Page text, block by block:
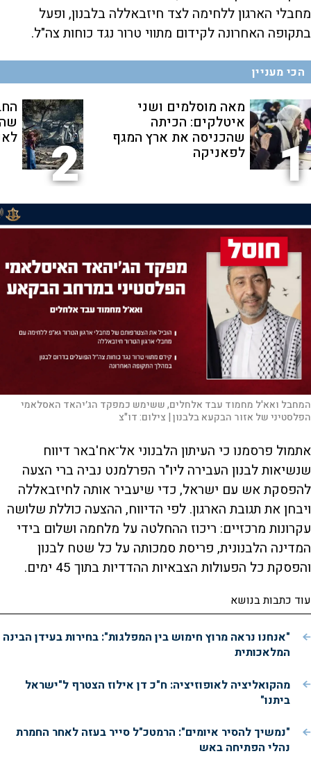
מחבלי הארגון ללחימה לצד חיזבאללה בלבנון, ופעל
בתקופה האחרונה לקידום מתווי טרור נגד כוחות צה"ל.
הכי מעניין
1
מאה מוסלמים ושני
איטלקים: הכיתה
שהכניסה את ארץ המגף
לפאניקה 2
המחבל ואא'ל מחמוד עבד אלחלים, ששימש כמפקד הג׳יהאד האסלאמי
הפלסטיני של אזור הבקעא בלבנון | צילום:דו"צ
אתמול פרסמנו כי העיתון הלבנוני אל־אח'באר דיווח
שנשיאות לבנון העבירה ליו"ר הפרלמנט נביה ברי הצעה
להפסקת אש עם ישראל, כדי שיעביר אותה לחיזבאללה
ויבחן את תגובת הארגון. לפי הדיווח, ההצעה כוללת שלושה
עקרונות מרכזיים: ריכוז ההחלטה על מלחמה ושלום בידי
המדינה הלבנונית, פריסת סמכותה על כל שטח לבנון
והפסקת כל הפעולות הצבאיות ההדדיות בתוך 45 ימים.
עוד כתבות בנושא
"אנחנו נראה מרוץ חימוש בין המפלגות": בחירות בעידן הבינה
המלאכותית
מהקואליציה לאופוזיציה: ח"כ דן אילוז הצטרף ל"ישראל
ביתנו"
"נמשיך להסיר איומים": הרמטכ"ל סייר בעזה לאחר החמרת
נהלי הפתיחה באש